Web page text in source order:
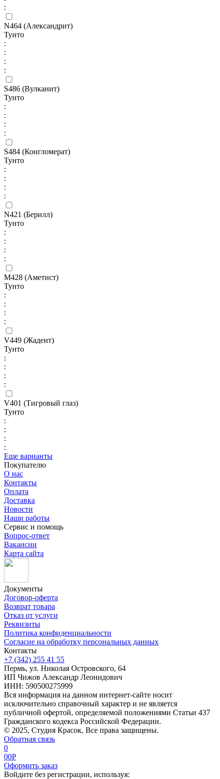
:
N464 (Александрит)
Тунто
:
:
:
:
S486 (Вулканит)
Тунто
:
:
:
:
S484 (Конгломерат)
Тунто
:
:
:
:
N421 (Берилл)
Тунто
:
:
:
:
M428 (Аметист)
Тунто
:
:
:
:
V449 (Жадеит)
Тунто
:
:
:
:
V401 (Тигровый глаз)
Тунто
:
:
:
:
Еще варианты
Покупателю
О нас
Контакты
Оплата
Доставка
Новости
Наши работы
Сервис и помощь
Вопрос-ответ
Вакансии
Карта сайта
Документы
Договор-оферта
Возврат товара
Отказ от услуги
Реквизиты
Политика конфиденциальности
Согласие на обработку персональных данных
Контакты
+7 (342) 255 41 55
Пермь, ул. Николая Островского, 64
ИП Чижов Александр Леонидович
ИНН: 590500275999
Вся информация на данном интернет-сайте носит
исключительно справочный характер и не является
публичной офертой, определяемой положениями Статьи 437
Гражданского кодекса Российской Федерации.
© 2025, Студия Красок, Все права защищены.
Обратная связь
0
00P
Оформить заказ
Войдите без регистрации, используя: